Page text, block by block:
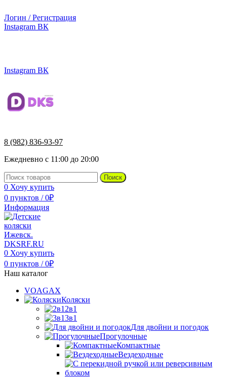
Логин / Регистрация
Instagram ВК
Instagram ВК
8 (982) 836-93-97
Ежедневно с 11:00 до 20:00
Поиск
0 Хочу купить
0 пунктов / 0₽
Информация
0 Хочу купить
0 пунктов / 0₽
Наш каталог
VOAGAX
Коляски
2в1
3в1
Для двойни и погодок
Прогулочные
Компактные
Вездеходные